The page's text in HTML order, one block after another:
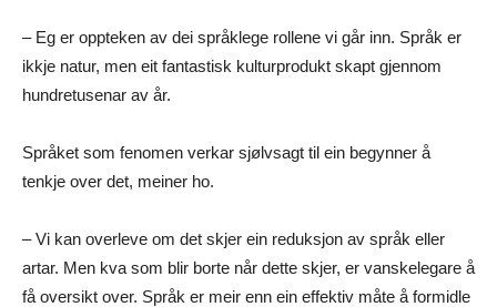
– Eg er oppteken av dei språklege rollene vi går inn. Språk er
ikkje natur, men eit fantastisk kulturprodukt skapt gjennom
hundretusenar av år.
Språket som fenomen verkar sjølvsagt til ein begynner å
tenkje over det, meiner ho.
– Vi kan overleve om det skjer ein reduksjon av språk eller
artar. Men kva som blir borte når dette skjer, er vanskelegare å
få oversikt over. Språk er meir enn ein effektiv måte å formidle